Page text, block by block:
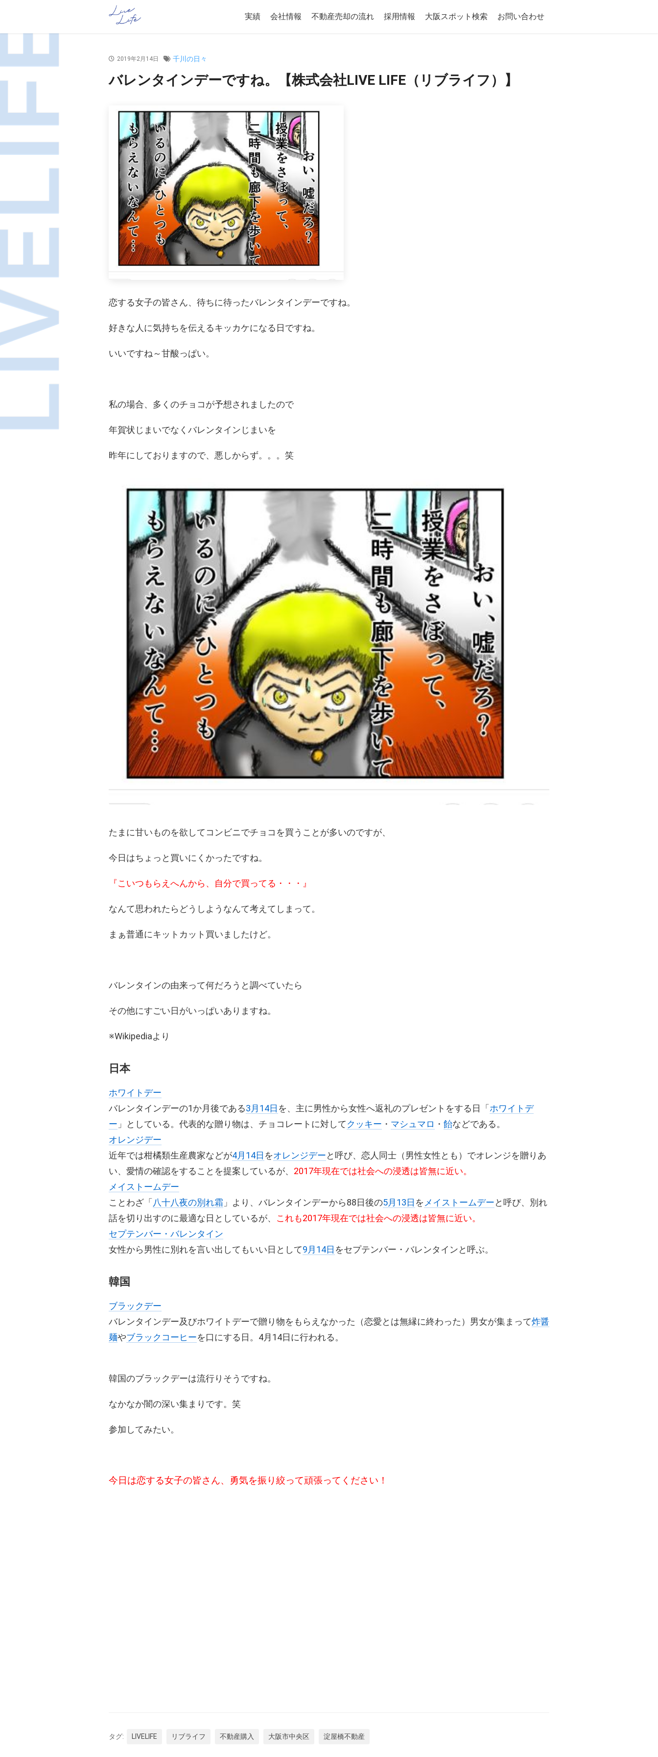
実績 会社情報 不動産売却の流れ 採用情報 大阪スポット検索 お問い合わせ
2019年2月14日 千川の日々
バレンタインデーですね。【株式会社LIVE LIFE（リブライフ）】
恋する女子の皆さん、待ちに待ったバレンタインデーですね。
好きな人に気持ちを伝えるキッカケになる日ですね。
いいですね～甘酸っぱい。
私の場合、多くのチョコが予想されましたので
年賀状じまいでなくバレンタインじまいを
昨年にしておりますので、悪しからず。。。笑
たまに甘いものを欲してコンビニでチョコを買うことが多いのですが、
今日はちょっと買いにくかったですね。
『こいつもらえへんから、自分で買ってる・・・』
なんて思われたらどうしようなんて考えてしまって。
まぁ普通にキットカット買いましたけど。
バレンタインの由来って何だろうと調べていたら
その他にすごい日がいっぱいありますね。
※Wikipediaより
日本
ホワイトデー
バレンタインデーの1か月後である3月14日 を、主に男性から女性へ返礼のプレゼントをする日「ホワイトデ
ー 」としている。代表的な贈り物は、チョコレートに対してクッキー ・ マシュマロ ・ 飴などである。
オレンジデー
近年では柑橘類生産農家などが4月14日 をオレンジデーと呼び、恋人同士（男性女性とも）でオレンジを贈りあ
い、愛情の確認をすることを提案しているが、 2017年現在では社会への浸透は皆無に近い。
メイストームデー
ことわざ「八十八夜の別れ霜 」より、バレンタインデーから88日後の5月13日 を メイストームデーと呼び、別れ
話を切り出すのに最適な日としているが、 これも2017年現在では社会への浸透は皆無に近い。
セプテンバー・バレンタイン
女性から男性に別れを言い出してもいい日として9月14日 をセプテンバー・バレンタインと呼ぶ。
韓国
ブラックデー
バレンタインデー及びホワイトデーで贈り物をもらえなかった（恋愛とは無縁に終わった）男女が集まって炸醤
麺やブラックコーヒーを口にする日。4月14日に行われる。
韓国のブラックデーは流行りそうですね。
なかなか闇の深い集まりです。笑
参加してみたい。
今日は恋する女子の皆さん、勇気を振り絞って頑張ってください！
タグ: LIVELIFE リブライフ 不動産購入 大阪市中央区 淀屋橋不動産